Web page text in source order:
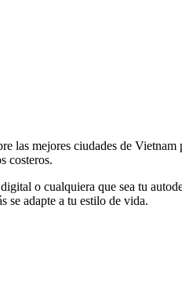
las mejores ciudades de
costeros.
o cualquiera que sea tu
se adapte a tu estilo de vida.